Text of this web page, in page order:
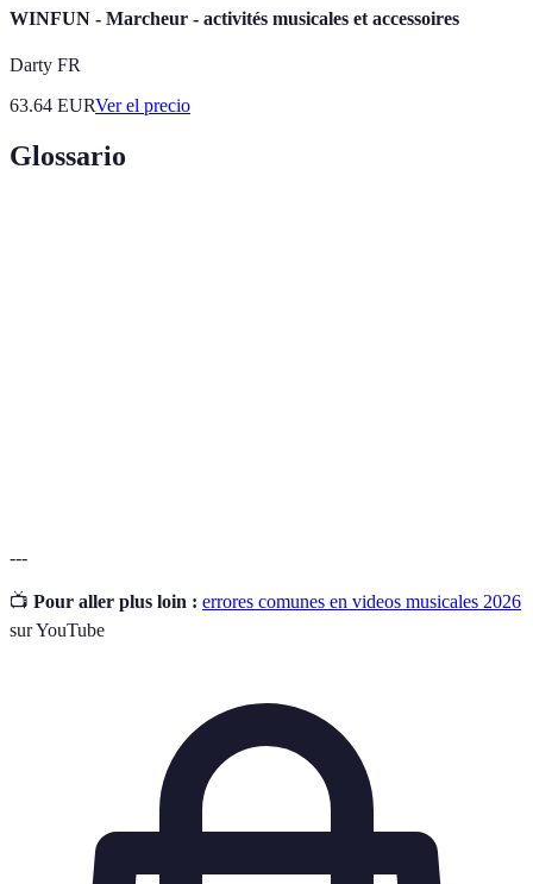
WINFUN - Marcheur - activités musicales et accessoires
Darty FR
63.64 EURVer el precio
Glossario
---
📺 Pour aller plus loin : errores comunes en videos musicales 2026
sur YouTube